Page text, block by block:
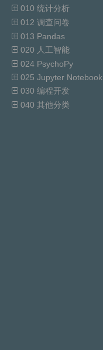
010 统计分析
012 调查问卷
013 Pandas
020 人工智能
024 PsychoPy
025 Jupyter Notebook
030 编程开发
040 其他分类